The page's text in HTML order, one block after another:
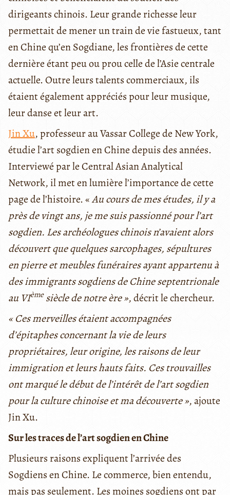
dirigeants chinois. Leur grande richesse leur
permettait de mener un train de vie fastueux, tant
en Chine qu’en Sogdiane, les frontières de cette
dernière étant peu ou prou celle de l’Asie centrale
actuelle. Outre leurs talents commerciaux, ils
étaient également appréciés pour leur musique,
leur danse et leur art.
Jin Xu, professeur au Vassar College de New York,
étudie l’art sogdien en Chine depuis des années.
Interviewé par le Central Asian Analytical
Network, il met en lumière l’importance de cette
page de l’histoire. «Au cours de mes études, il y a
près de vingt ans, je me suis passionné pour l’art
sogdien. Les archéologues chinois n’avaient alors
découvert que quelques sarcophages, sépultures
en pierre et meubles funéraires ayant appartenu à
des immigrants sogdiens de Chine septentrionale
au VIèmesiècle de notre ère », décrit le chercheur.
« Ces merveilles étaient accompagnées
d’épitaphes concernant la vie de leurs
propriétaires, leur origine, les raisons de leur
immigration et leurs hauts faits. Ces trouvailles
ont marqué le début de l’intérêt de l’art sogdien
pour la culture chinoise et ma découverte », ajoute
Jin Xu.
Sur les traces de l’art sogdien en Chine
Plusieurs raisons expliquent l’arrivée des
Sogdiens en Chine. Le commerce, bien entendu,
mais pas seulement. Les moines sogdiens ont par